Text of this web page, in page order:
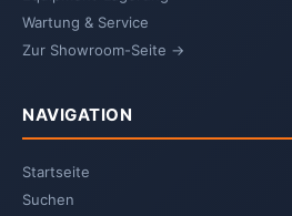
Wartung & Service
Zur Showroom-Seite →
NAVIGATION
Startseite
Suchen